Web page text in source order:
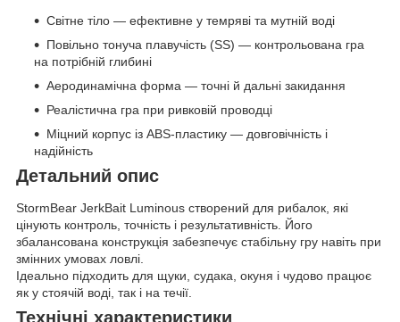
Світне тіло — ефективне у темряві та мутній воді
Повільно тонуча плавучість (SS) — контрольована гра
на потрібній глибині
Аеродинамічна форма — точні й дальні закидання
Реалістична гра при ривковій проводці
Міцний корпус із ABS-пластику — довговічність і
надійність
Детальний опис
StormBear JerkBait Luminous створений для рибалок, які
цінують контроль, точність і результативність. Його
збалансована конструкція забезпечує стабільну гру навіть при
змінних умовах ловлі.
Ідеально підходить для щуки, судака, окуня і чудово працює
як у стоячій воді, так і на течії.
Технічні характеристики